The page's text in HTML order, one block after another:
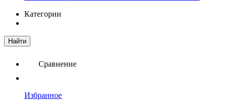
Категории
Найти
Сравнение
Избранное